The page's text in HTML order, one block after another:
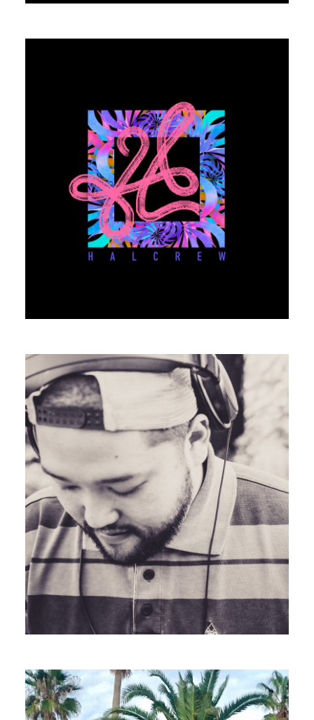
DJ YASAIMAX
DJ
PROFILE
HANA HANAフラ
Hula
PROFILE